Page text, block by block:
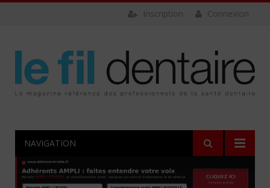
Connexion
Inscription
NAVIGATION